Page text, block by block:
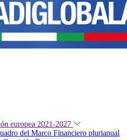
europea 2021-2027
del Marco Financiero plurianual